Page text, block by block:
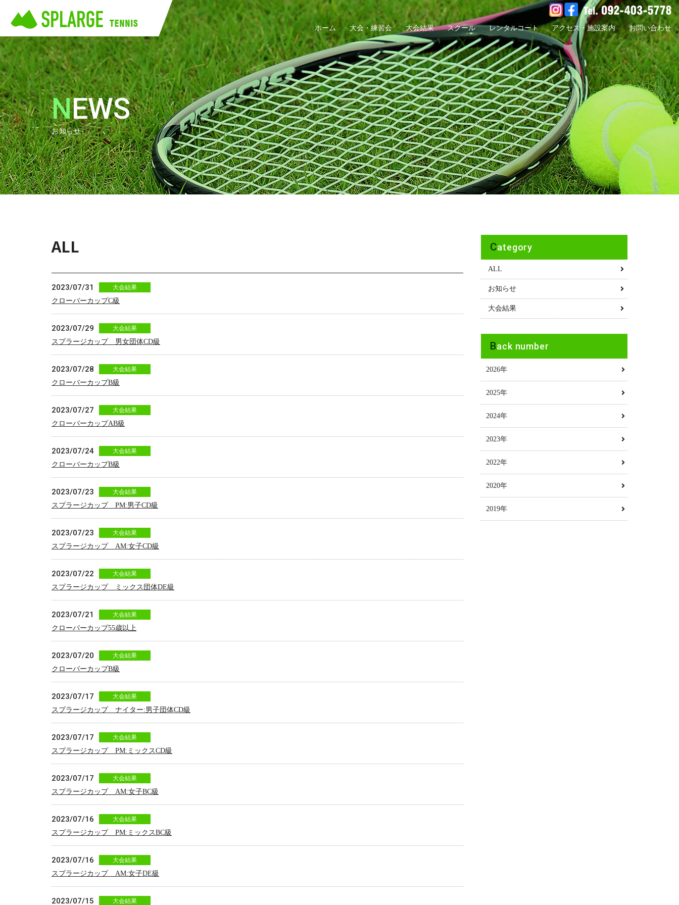
ホーム 大会・練習会 大会結果 スクール レンタルコート アクセス・施設案内 お問い合わせ
NEWS
お知らせ
Category
ALL
お知らせ
大会結果
Back number
2026年
2025年
2024年
2023年
2022年
2020年
2019年
ALL
2023/07/31 大会結果
クローバーカップC級
2023/07/29 大会結果
スプラージカップ 男女団体CD級
2023/07/28 大会結果
クローバーカップB級
2023/07/27 大会結果
クローバーカップAB級
2023/07/24 大会結果
クローバーカップB級
2023/07/23 大会結果
スプラージカップ PM:男子CD級
2023/07/23 大会結果
スプラージカップ AM:女子CD級
2023/07/22 大会結果
スプラージカップ ミックス団体DE級
2023/07/21 大会結果
クローバーカップ55歳以上
2023/07/20 大会結果
クローバーカップB級
2023/07/17 大会結果
スプラージカップ ナイター:男子団体CD級
2023/07/17 大会結果
スプラージカップ PM:ミックスCD級
2023/07/17 大会結果
スプラージカップ AM:女子BC級
2023/07/16 大会結果
スプラージカップ PM:ミックスBC級
2023/07/16 大会結果
スプラージカップ AM:女子DE級
2023/07/15 大会結果